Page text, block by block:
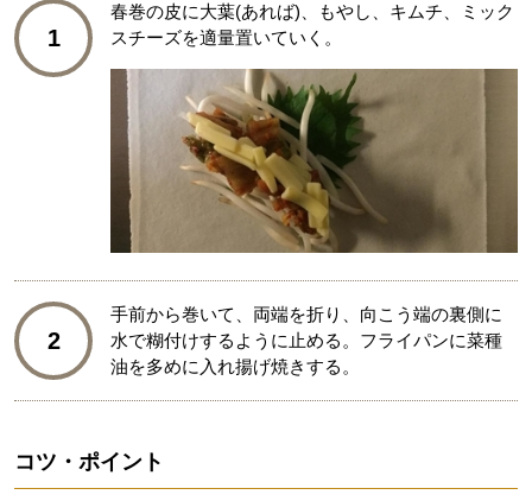
1
春巻の皮に大葉(あれば)、もやし、キムチ、ミック
スチーズを適量置いていく。
2
手前から巻いて、両端を折り、向こう端の裏側に
水で糊付けするように止める。フライパンに菜種
油を多めに入れ揚げ焼きする。
コツ・ポイント